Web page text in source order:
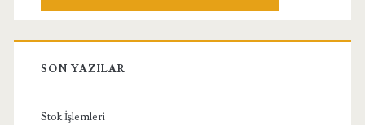
SON YAZILAR
Stok İşlemleri